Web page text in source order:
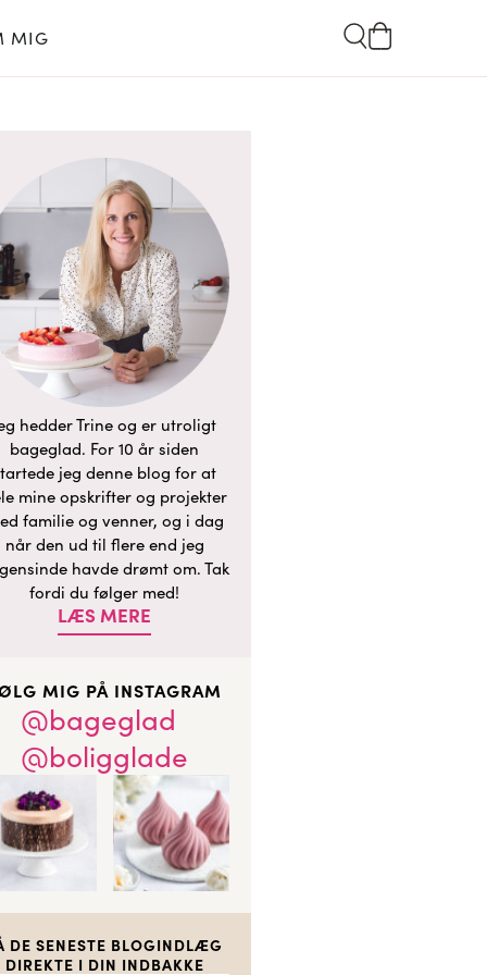
MIG
hedder Trine og er utroligt
bageglad. For 10 år siden
jeg denne blog for at
mine opskrifter og projekter
familie og venner, og i dag
når den ud til flere end jeg
havde drømt om. Tak
fordi du følger med!
LÆS MERE
MIG PÅ INSTAGRAM
@bageglad
@boligglade
DE SENESTE BLOGINDLÆG
DIREKTE I DIN INDBAKKE